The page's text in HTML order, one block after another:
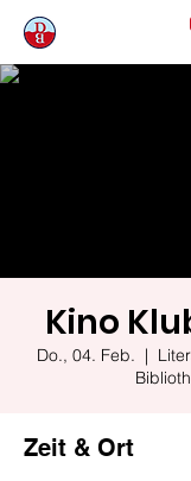
Kino
Do., 04. Feb.
  |
Zeit & Ort